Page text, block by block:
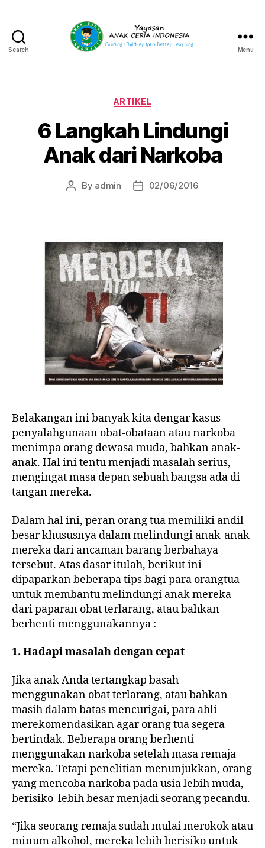
Search
Indonesia
Menu
Categories
ARTIKEL
6 Langkah Lindungi
Anak dari Narkoba
Post
By admin
Post02/06/2016
Belakangan ini banyak kita dengar kasus
penyalahgunaan obat-obataan atau narkoba
menimpa orang dewasa muda, bahkan anak-
anak. Hal ini tentu menjadi masalah serius,
mengingat masa depan sebuah bangsa ada di
tangan mereka.
Dalam hal ini, peran orang tua memiliki andil
besar khususnya dalam melindungi anak-anak
mereka dari ancaman barang berbahaya
tersebut. Atas dasar itulah, berikut ini
dipaparkan beberapa tips bagi para orangtua
untuk membantu melindungi anak mereka
dari paparan obat terlarang, atau bahkan
berhenti menggunakannya :
1. Hadapi masalah dengan cepat
Jika anak Anda tertangkap basah
menggunakan obat terlarang, atau bahkan
masih dalam batas mencurigai, para ahli
merekomendasikan agar orang tua segera
bertindak. Beberapa orang berhenti
menggunakan narkoba setelah masa remaja
mereka. Tetapi penelitian menunjukkan, orang
yang mencoba narkoba pada usia lebih muda,
berisiko lebih besar menjadi seorang pecandu.
“Jika seorang remaja sudah mulai merokok atau
minum alkohol, mereka lebih berisiko untuk